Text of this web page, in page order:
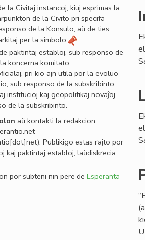
la Civitaj instancoj, kiuj esprimas la
de la Civito pri specifa
de la Konsulo, aŭ de ties
per la simbolo
.
paktintaj establoj, sub responso de
koncerna komitato.
pri kio ajn utila por la evoluo
sub responso de la subskribinto.
institucioj kaj geopolitikaj novaĵoj,
de la subskribinto.
aŭ kontakti la redakcion
.net
. Publikigo estas rajto por
kaj paktintaj establoj, laŭdiskrecia
por subteni nin pere de Esperanta